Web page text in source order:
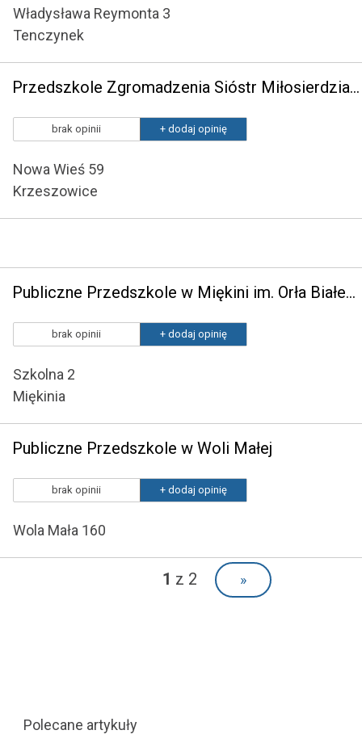
Władysława Reymonta 3
Tenczynek
Przedszkole Zgromadzenia Sióstr Miłosierdzia w Krzeszowicach
brak opinii + dodaj opinię
Nowa Wieś 59
Krzeszowice
Publiczne Przedszkole w Miękini im. Orła Białego
brak opinii + dodaj opinię
Szkolna 2
Miękinia
Publiczne Przedszkole w Woli Małej
brak opinii + dodaj opinię
Wola Mała 160
1 z 2 »
Polecane artykuły